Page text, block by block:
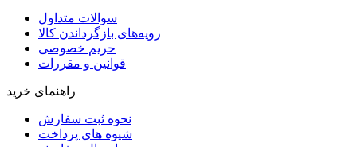
سوالات متداول
رویه‌های بازگرداندن کالا
حریم خصوصی
قوانین و مقررات
راهنمای خرید
نحوه ثبت سفارش
شیوه های پرداخت